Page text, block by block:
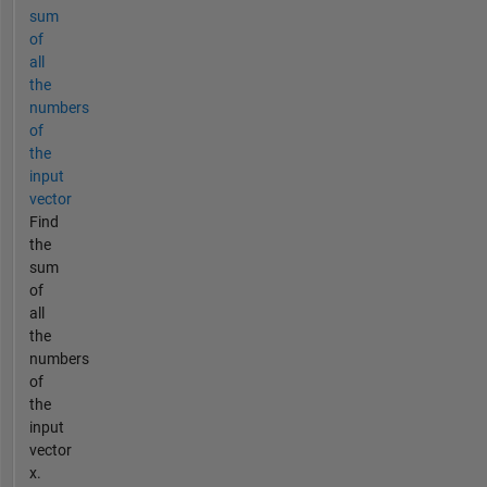
sum
of
all
the
numbers
of
the
input
vector
Find
the
sum
of
all
the
numbers
of
the
input
vector
x.